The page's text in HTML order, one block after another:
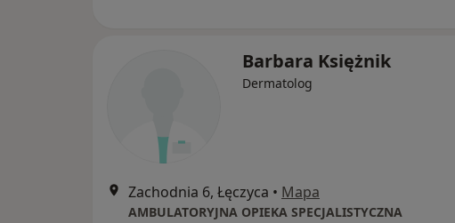
Barbara Księżnik
Dermatolog
Zachodnia 6, Łęczyca • Mapa
AMBULATORYJNA OPIEKA SPECJALISTYCZNA